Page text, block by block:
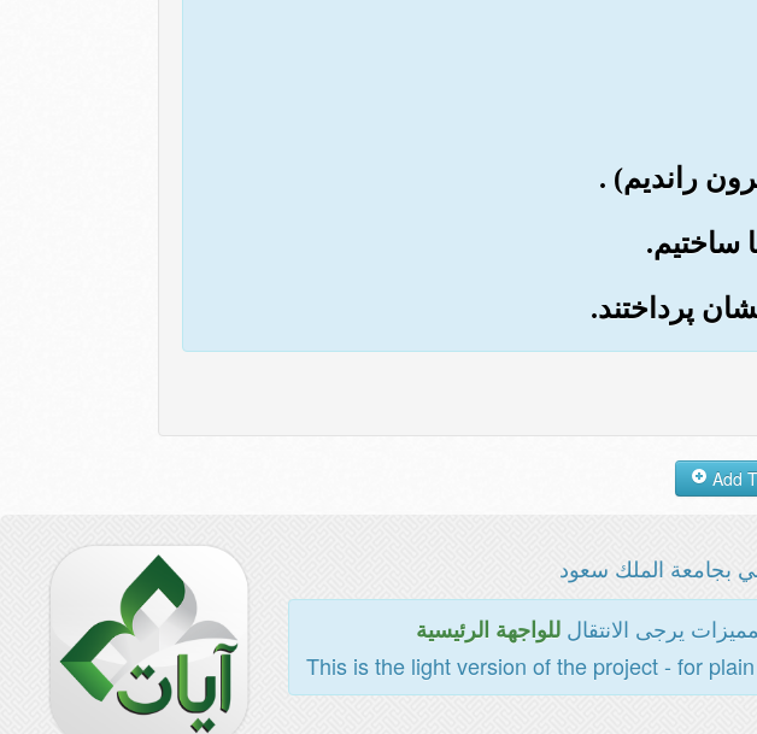
بجامعة الملك سعود
يرجى الانتقالللواجهة الرئيسية
This is the light version of the project - for